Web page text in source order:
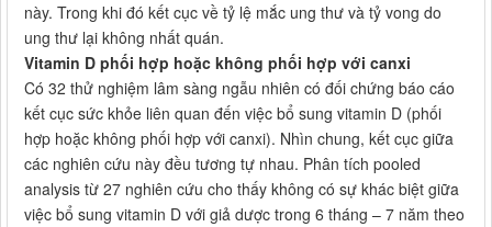
này. Trong khi đó kết cục về tỷ lệ mắc ung thư và tỷ vong do
ung thư lại không nhất quán.
Vitamin D phối hợp hoặc không phối hợp với canxi
Có 32 thử nghiệm lâm sàng ngẫu nhiên có đối chứng báo cáo
kết cục sức khỏe liên quan đến việc bổ sung vitamin D (phối
hợp hoặc không phối hợp với canxi). Nhìn chung, kết cục giữa
các nghiên cứu này đều tương tự nhau. Phân tích pooled
analysis từ 27 nghiên cứu cho thấy không có sự khác biệt giữa
việc bổ sung vitamin D với giả dược trong 6 tháng – 7 năm theo